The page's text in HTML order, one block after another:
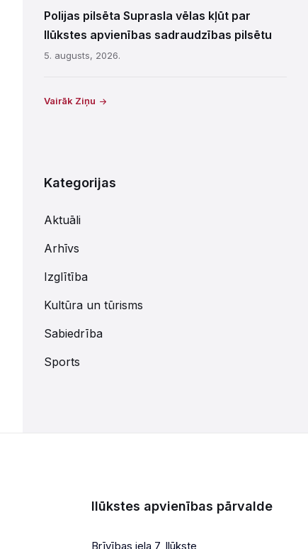
Polijas pilsēta Suprasla vēlas kļūt par
Ilūkstes apvienības sadraudzības pilsētu
5. augusts, 2026.
Vairāk Ziņu
Kategorijas
Aktuāli
Arhīvs
Izglītība
Kultūra un tūrisms
Sabiedrība
Sports
Ilūkstes apvienības pārvalde
Brīvības iela 7, Ilūkste,